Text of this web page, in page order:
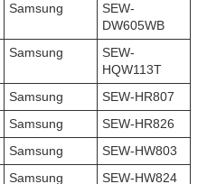
Samsung
SEW-
DW605WB
Samsung
SEW-
HQW113T
Samsung
SEW-HR807
Samsung
SEW-HR826
Samsung
SEW-HW803
Samsung
SEW-HW824